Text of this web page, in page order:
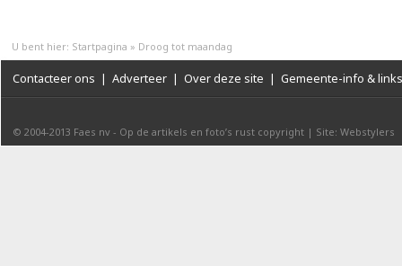
U bent hier: Startpagina » Droog tot maandag
Contacteer ons | Adverteer | Over deze site | Gemeente-info & links
© 2004-2013 Faes nv - Op de artikels en foto’s rust copyright | Site: Webstylers